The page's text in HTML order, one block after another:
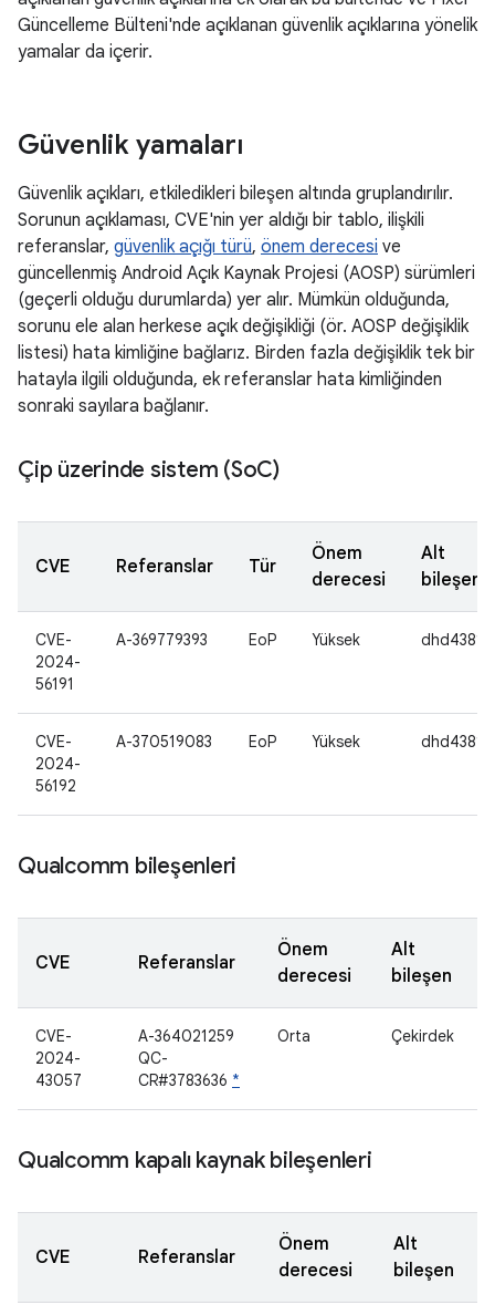
Güncelleme Bülteni'nde açıklanan güvenlik açıklarına yönelik
yamalar da içerir.
Güvenlik yamaları
Güvenlik açıkları, etkiledikleri bileşen altında gruplandırılır.
Sorunun açıklaması, CVE'nin yer aldığı bir tablo, ilişkili
referanslar, güvenlik açığı türü, önem derecesi ve
güncellenmiş Android Açık Kaynak Projesi (AOSP) sürümleri
(geçerli olduğu durumlarda) yer alır. Mümkün olduğunda,
sorunu ele alan herkese açık değişikliği (ör. AOSP değişiklik
listesi) hata kimliğine bağlarız. Birden fazla değişiklik tek bir
hatayla ilgili olduğunda, ek referanslar hata kimliğinden
sonraki sayılara bağlanır.
Çip üzerinde sistem (SoC)
CVE Referanslar Tür
Önem
derecesi
Alt
bileşen
CVE-
2024-
56191
A-369779393 EoP Yüksek dhd4381
CVE-
2024-
56192
A-370519083 EoP Yüksek dhd4381
Qualcomm bileşenleri
CVE Referanslar
Önem
derecesi
Alt
bileşen
CVE-
2024-
43057
A-364021259
QC-
CR#3783636 *
Orta Çekirdek
Qualcomm kapalı kaynak bileşenleri
CVE Referanslar
Önem
derecesi
Alt
bileşen